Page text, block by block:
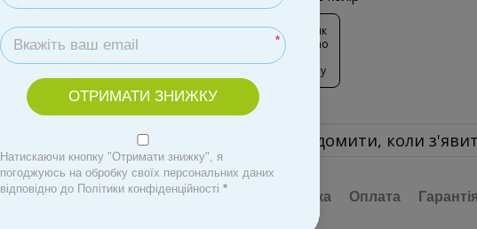
Повідомити, коли
Доставка Оплата Гарантія
*
ОТРИМАТИ ЗНИЖКУ
Натискаючи кнопку "Отримати знижку", я
погоджуюсь на обробку своїх персональних даних
відповідно до Політики конфіденційності *